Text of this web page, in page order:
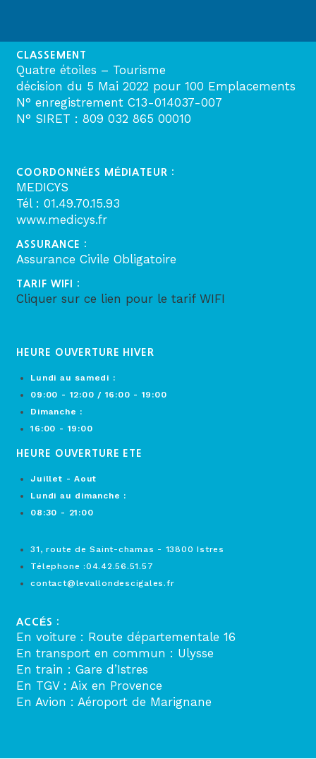
CLASSEMENT
Quatre étoiles – Tourisme
décision du 5 Mai 2022 pour 100 Emplacements
N° enregistrement C13-014037-007
N° SIRET : 809 032 865 00010
COORDONNÉES MÉDIATEUR :
MEDICYS
Tél : 01.49.70.15.93
www.medicys.fr
ASSURANCE :
Assurance Civile Obligatoire
TARIF WIFI :
Cliquer sur ce lien pour le tarif WIFI
HEURE OUVERTURE HIVER
Lundi au samedi :
09:00 - 12:00 / 16:00 - 19:00
Dimanche :
16:00 - 19:00
HEURE OUVERTURE ETE
Juillet - Aout
Lundi au dimanche :
08:30 - 21:00
31, route de Saint-chamas - 13800 Istres
Télephone :04.42.56.51.57
contact@levallondescigales.fr
ACCÉS :
En voiture : Route départementale 16
En transport en commun : Ulysse
En train : Gare d’Istres
En TGV : Aix en Provence
En Avion : Aéroport de Marignane